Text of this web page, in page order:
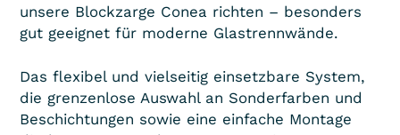
unsere Blockzarge Conea richten – besonders
gut geeignet für moderne Glastrennwände.
Das flexibel und vielseitig einsetzbare System,
die grenzenlose Auswahl an Sonderfarben und
Beschichtungen sowie eine einfache Montage